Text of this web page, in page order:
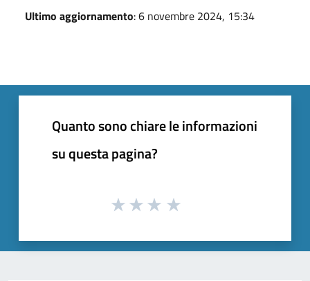
Ultimo aggiornamento: 6 novembre 2024, 15:34
Quanto sono chiare le informazioni
su questa pagina?